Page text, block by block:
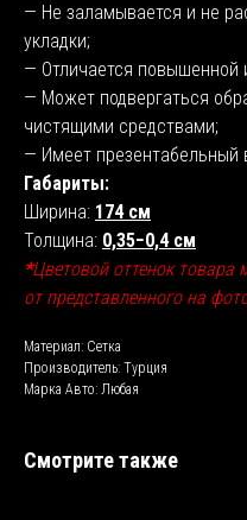
— Не заламывается и не
укладки;
— Отличается повышенной
— Может подвергаться
чистящими средствами;
— Имеет презентабельный
Габариты:
Ширина: 174 см
Толщина: 0,35−0,4 см
*Цветовой оттенок товара
от представленного на
Материал: Сетка
Производитель: Турция
Марка Авто: Любая
Смотрите также